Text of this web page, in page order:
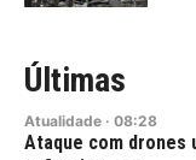
Últimas
Atualidade · 08:28
Ataque com drones